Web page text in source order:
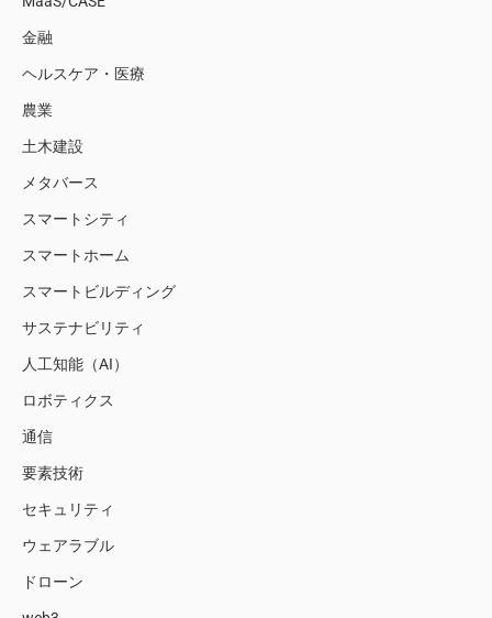
金融
ヘルスケア・医療
農業
土木建設
メタバース
スマートシティ
スマートホーム
スマートビルディング
サステナビリティ
人工知能（AI）
ロボティクス
通信
要素技術
セキュリティ
ウェアラブル
ドローン